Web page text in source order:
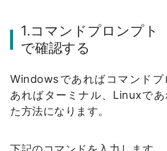
1.コマンドプロンプト
で確認する
Windowsであればコマンド
あればターミナル、Linuxで
た方法になります。
下記のコマンドを入力します。